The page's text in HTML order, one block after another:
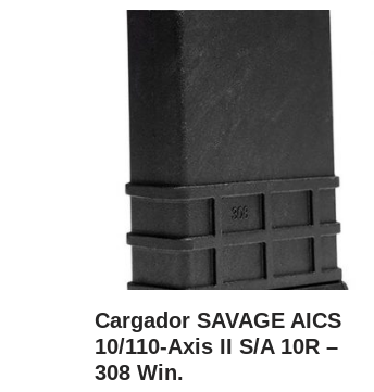
Cargador SAVAGE AICS
10/110-Axis II S/A 10R –
308 Win.